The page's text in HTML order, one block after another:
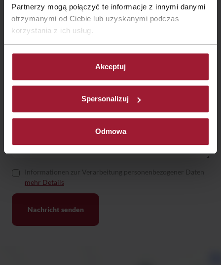
Partnerzy mogą połączyć te informacje z innymi danymi
otrzymanymi od Ciebie lub uzyskanymi podczas
korzystania z ich usług.
Akceptuj
Spersonalizuj
Odmowa
Informationen zur Verarbeitung personenbezogener Daten
mehr Details